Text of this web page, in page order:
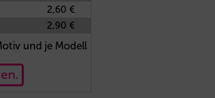
2,60 €
2,90 €
und je Modell